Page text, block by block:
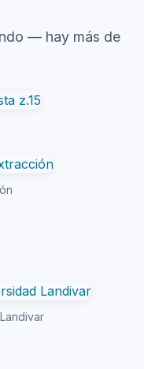
— hay más de